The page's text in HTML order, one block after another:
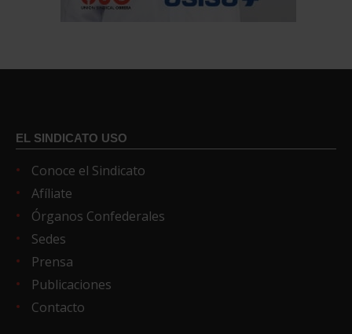
EL SINDICATO USO
Conoce el Sindicato
Afíliate
Órganos Confederales
Sedes
Prensa
Publicaciones
Contacto